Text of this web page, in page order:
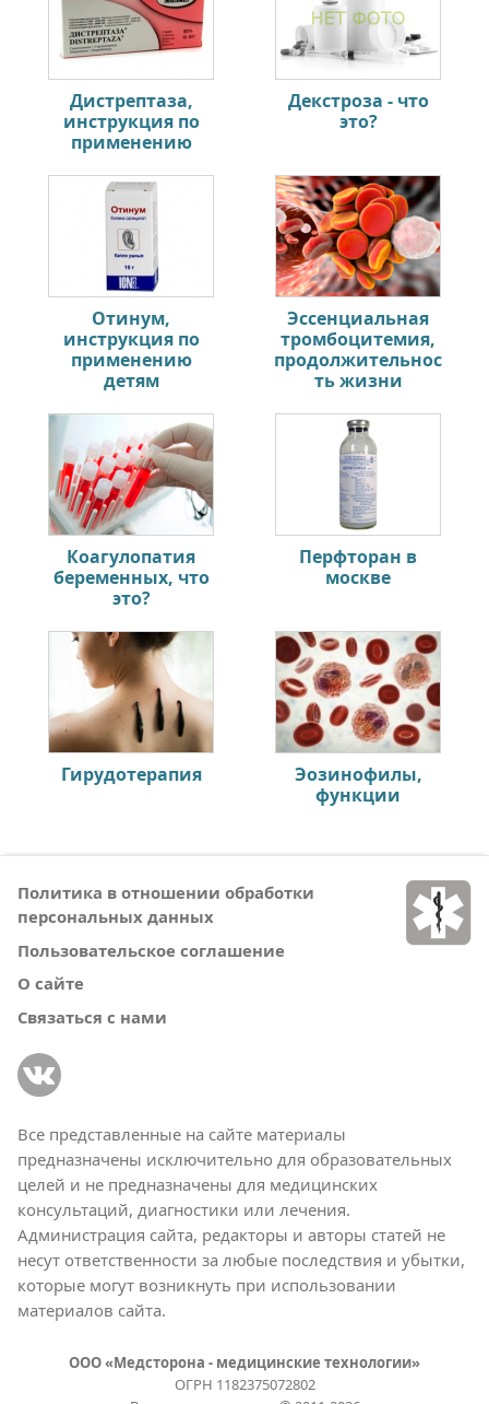
Дистрептаза,
инструкция по
применению
Декстроза - что
это?
Отинум,
инструкция по
применению
детям
Эссенциальная
тромбоцитемия,
продолжительнос
ть жизни
Коагулопатия
беременных, что
это?
Перфторан в
москве
Гирудотерапия
Эозинофилы,
функции
Политика в отношении обработки
персональных данных
Пользовательское соглашение
О сайте
Связаться с нами
Все представленные на сайте материалы
предназначены исключительно для образовательных
целей и не предназначены для медицинских
консультаций, диагностики или лечения.
Администрация сайта, редакторы и авторы статей не
несут ответственности за любые последствия и убытки,
которые могут возникнуть при использовании
материалов сайта.
ООО «Медсторона - медицинские технологии»
ОГРН 1182375072802